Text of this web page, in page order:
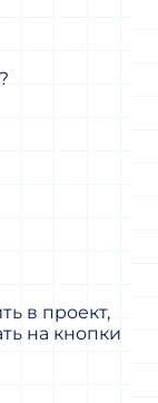
в проект,
на кнопки